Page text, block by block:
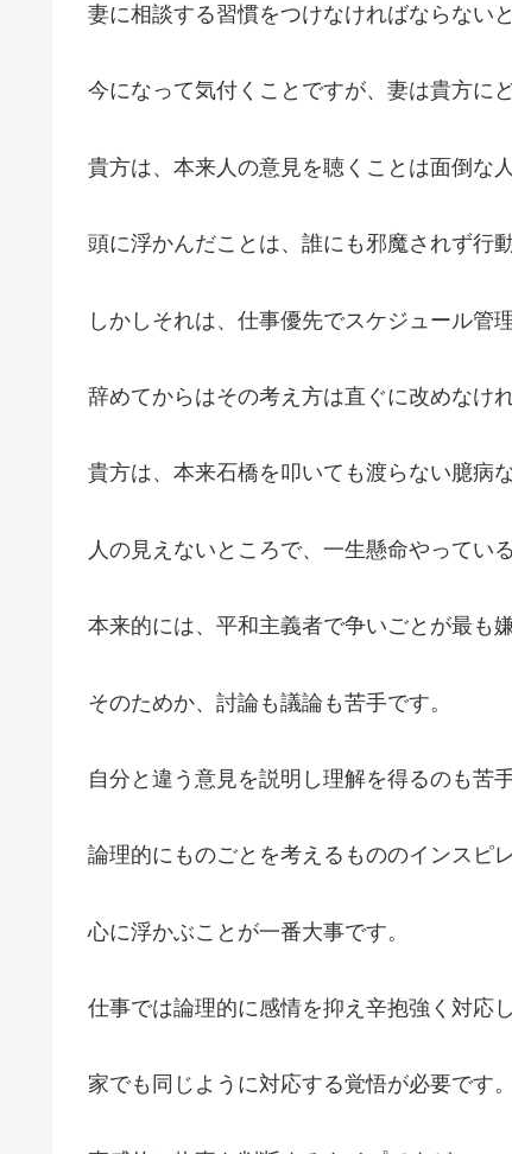
妻に相談する習慣をつけなければならない
今になって気付くことですが、妻は貴方に
貴方は、本来人の意見を聴くことは面倒な人
頭に浮かんだことは、誰にも邪魔されず行
しかしそれは、仕事優先でスケジュール管
辞めてからはその考え方は直ぐに改めなけ
貴方は、本来石橋を叩いても渡らない臆病
人の見えないところで、一生懸命やってい
本来的には、平和主義者で争いごとが最も嫌
そのためか、討論も議論も苦手です。
自分と違う意見を説明し理解を得るのも苦手
論理的にものごとを考えるもののインスピ
心に浮かぶことが一番大事です。
仕事では論理的に感情を抑え辛抱強く対応
家でも同じように対応する覚悟が必要です。